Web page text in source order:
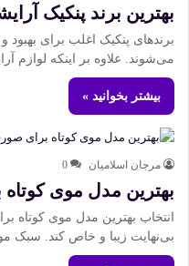
بهترین برند پنکیک
برندهای پنکیک اغلب برای
می‌شوند. علاوه بر اینکه لوازم
بیشتر بخوانید »
مرجان اسلامیان 0
بهترین مدل موی
انتخاب بهترین مدل موی کوتاه
بی‌نهایت زیبا و خاص کند. سبک